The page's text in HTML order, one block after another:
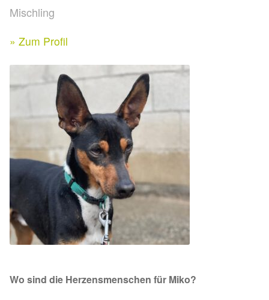
Ihre/Eure Spenden – Januar bis Juni 2026
Spenden 2025
Juli bis Dezember 2025
Januar bis Juni 2025
Spenden 2024
Juli bis Dezember 2024
Spenden 2023
Facebook
Instagram
Mischling
» Zum Profil
Wo sind die Herzensmenschen für Miko?